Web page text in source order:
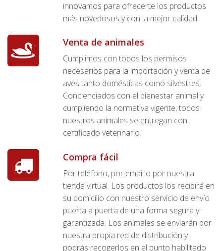
innovamos para ofrecerte los productos
más novedosos y con la mejor calidad.
Venta de animales
Cumplimos con todos los permisos
necesarios para la importación y venta de
aves tanto domésticas como silvestres.
Concienciados con el bienestar animal y
cumpliendo la normativa vigente, todos
nuestros animales se entregan con
certificado veterinario.
Compra fácil
Por teléfono, por email o por nuestra
tienda virtual. Los productos los recibirá en
su domicilio con nuestro servicio de envío
puerta a puerta de una forma segura y
garantizada. Los animales se enviarán por
nuestra propia red de distribución y
podrás recogerlos en el punto habilitado